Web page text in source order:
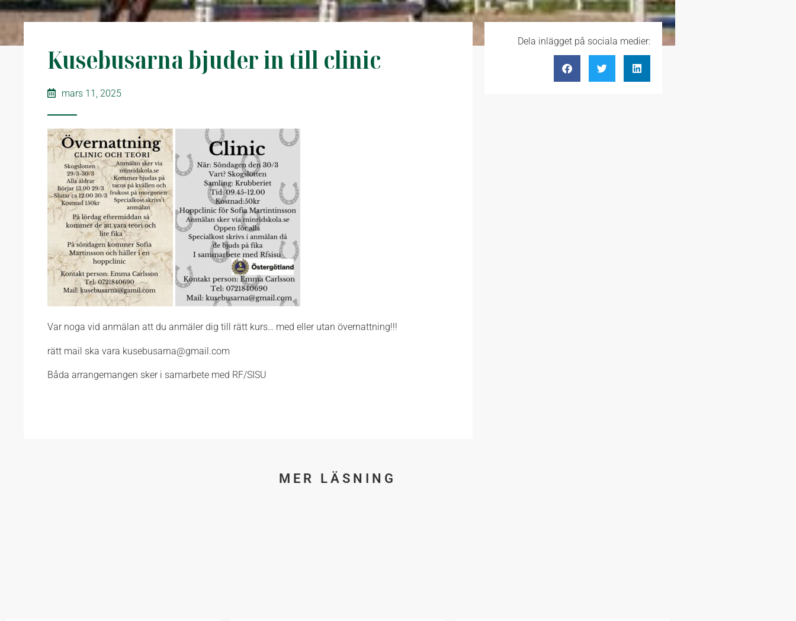
Kusebusarna bjuder in till clinic
mars 11, 2025
Var noga vid anmälan att du anmäler dig till rätt kurs… med eller utan övernattning!!!
rätt mail ska vara kusebusarna@gmail.com
Båda arrangemangen sker i samarbete med RF/SISU
Dela inlägget på sociala medier:
MER LÄSNING